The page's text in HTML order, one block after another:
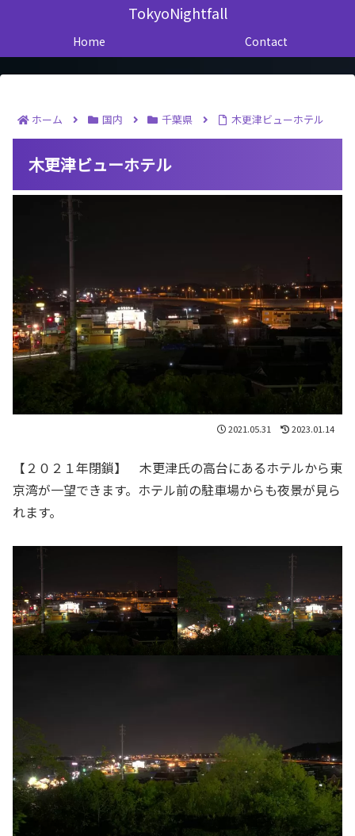
TokyoNightfall
Home Contact
ホーム 国内 千葉県 木更津ビューホテル
木更津ビューホテル
2021.05.31 2023.01.14
【２０２１年閉鎖】 木更津氏の高台にあるホテルから東
京湾が一望できます。ホテル前の駐車場からも夜景が見ら
れます。